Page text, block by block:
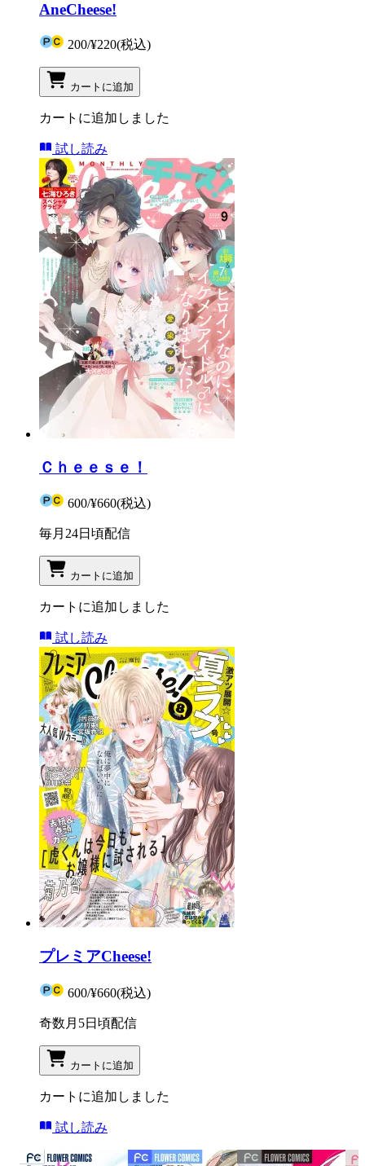
AneCheese!
200/¥220(税込)
カートに追加
カートに追加しました
試し読み
Ｃｈｅｅｓｅ！
600/¥660(税込)
毎月24日頃配信
カートに追加
カートに追加しました
試し読み
プレミアCheese!
600/¥660(税込)
奇数月5日頃配信
カートに追加
カートに追加しました
試し読み